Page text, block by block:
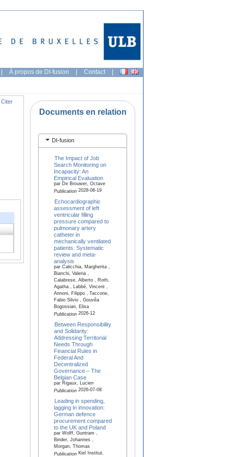
| À propos de DI-fusion | Contact |
Citer
Documents en relation
DI-fusion
The Impact of Job
Search Monitoring on
Incapacity: An
Empirical Evaluation
par De Brouwer, Octave
Publication2028-06-19
Echocardiographic
assessment of left
ventricular filling
pressure compared to
pulmonary artery
catheter in
mechanically ventilated
patients: Systematic
review and meta-
analysis
par Calicchia, Margherita ,
Bianchi, Valeria ,
Calabrese, Alberto , Roth,
Agatha , Labbé, Vincent ,
Annoni, Filippo , Taccone,
Fabio Silvio , Gouvêa
Bogossian, Elisa
Publication2026-12
Between Responsibility
and Solidarity:
Addressing Territorial
Needs Through
Financial Rules in
Federal And
Decentralized
Governance – The
Belgian Case
par Rigaux, Lucien
Publication2026-07-08
Leading in spending,
lagging in innovation:
German defence
procurement compared
to the UK and Poland
par Wolff, Guntram ,
Binder, Johannes ,
Morgan, Thomas
PublicationKiel Institut,